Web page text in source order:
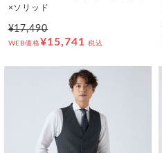
×ソリッド
¥17,490
WEB価格¥15,741 税込